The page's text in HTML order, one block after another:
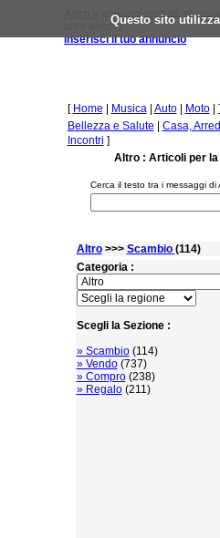
Questo sito
annunci gratuiti,
altro ancora
inserisci il tuo annuncio
[ Home Musica| Auto| Moto|
Bellezza e Salute
Casa,
Incontri ]
Altro : Articoli per la
Cerca il testo tra i messaggi di
Altro>>> Scambio (114)
Categoria :
Scegli la Sezione :
» Scambio(114)
» Vendo(737)
» Compro(238)
» Regalo(211)